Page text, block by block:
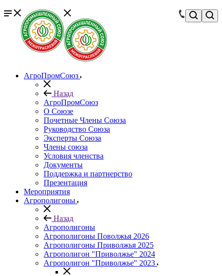
АгроПромСоюз
Назад
АгроПромСоюз
О Союзе
Почетные Члены Союза
Руководство Союза
Эксперты Союза
Члены союза
Условия членства
Документы
Поддержка и партнерство
Презентация
Мероприятия
Агрополигоны
Назад
Агрополигоны
Агрополигоны Поволжья 2026
Агрополигоны Приволжья 2025
Агрополигон "Приволжье" 2024
Агрополигон "Приволжье" 2023